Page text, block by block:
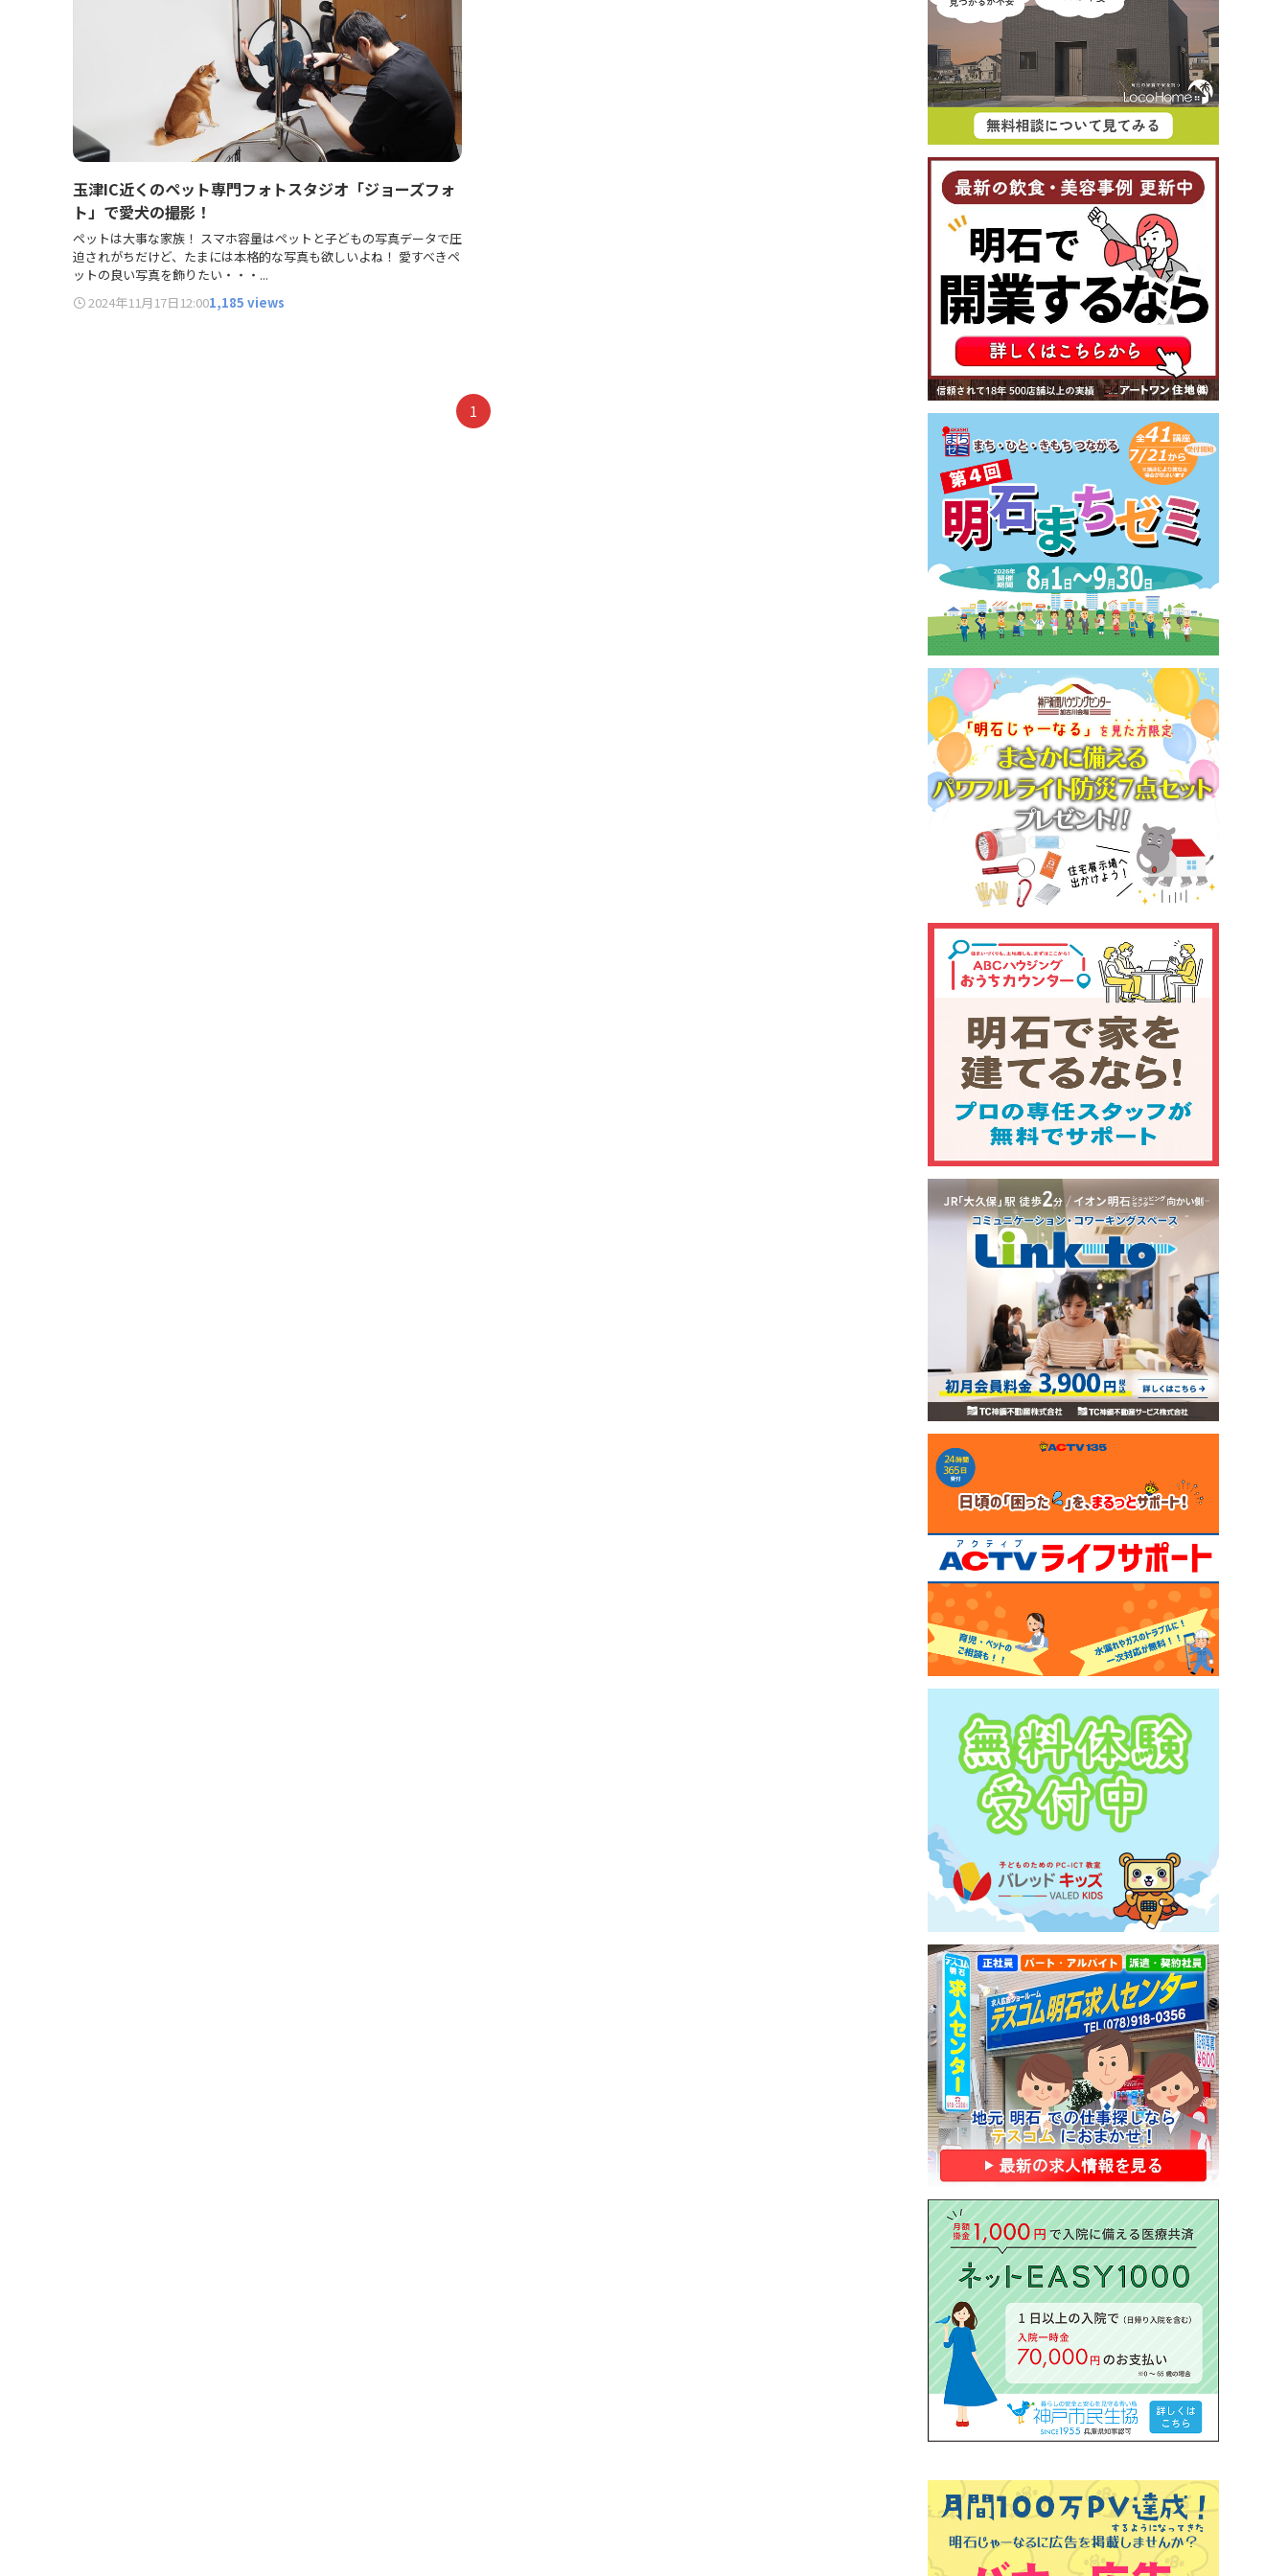
玉津IC近くのペット専門フォトスタジオ「ジョーズフォ
ト」で愛犬の撮影！
ペットは大事な家族！ スマホ容量はペットと子どもの写真データで圧
迫されがちだけど、たまには本格的な写真も欲しいよね！ 愛すべきペ
ットの良い写真を飾りたい・・・...
2024年11月17日12:001,185 views
1